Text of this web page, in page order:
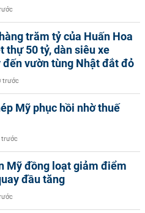
trăm tỷ của Huấn Hoa
thự 50 tỷ, dàn siêu xe
đến vườn tùng Nhật đắt đỏ
trước
Mỹ phục hồi nhờ thuế
trước
Mỹ đồng loạt giảm điểm
đầu tăng